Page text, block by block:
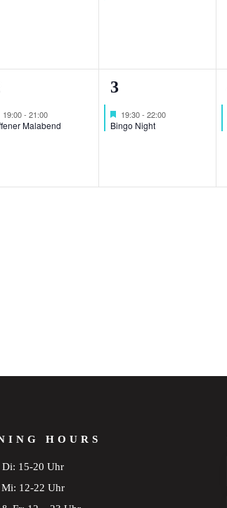
Hervorgehoben
19:00- 21:00
Malabend
1
Veranstaltung,
3
Hervorgehoben
19:30- 22:00
Bingo Night
HOURS
Di: 15-20 Uhr
Mi: 12-22 Uhr